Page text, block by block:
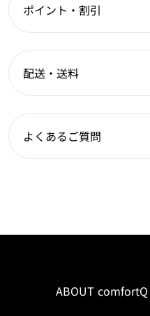
ポイント・割引
配送・送料
よくあるご質問
ABOUT